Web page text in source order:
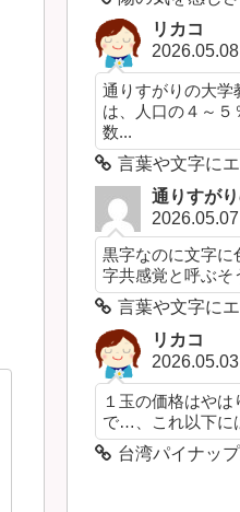
リカコ
2026.05.08
通りすがりの大学
は、人口の４～５
数...
言葉や文字に
通りすが
2026.05.07
黒字なのに文字に
字共感覚と呼ぶそ
言葉や文字に
リカコ
2026.05.03
１玉の価格はや
で…、これ以下に
台湾パイナッ